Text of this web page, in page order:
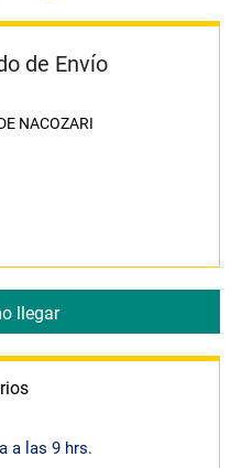
de Envío
NACOZARI
llegar
a las 9 hrs.